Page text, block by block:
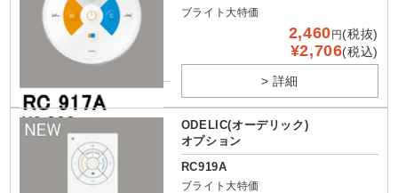
ブライト大特価
2,460 円 (税抜)
¥2,706(税込)
> 詳細
ODELIC(オーデリック)
オプション
RC919A
ブライト大特価